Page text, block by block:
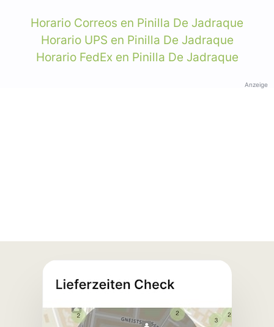
Horario Correos en Pinilla De Jadraque
Horario UPS en Pinilla De Jadraque
Horario FedEx en Pinilla De Jadraque
Anzeige